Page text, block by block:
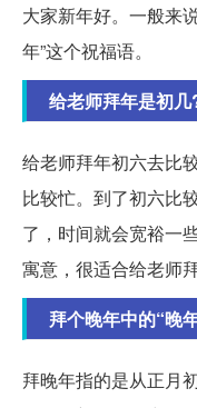
大家新年好。一般来
年”这个祝福语。
给老师拜年是初几
给老师拜年初六去比
比较忙。到了初六比
了，时间就会宽裕一
寓意，很适合给老师
拜个晚年中的“晚
拜晚年指的是从正月